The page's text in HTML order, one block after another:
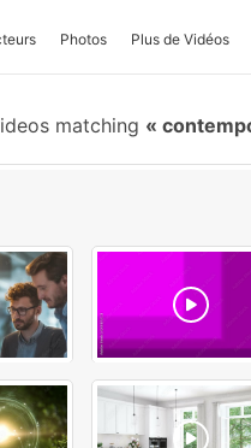
Photos Plus de Vidéos
matching